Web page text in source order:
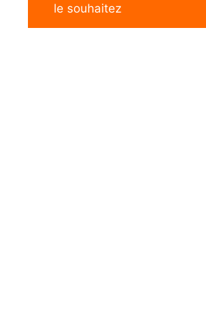
le souhaitez